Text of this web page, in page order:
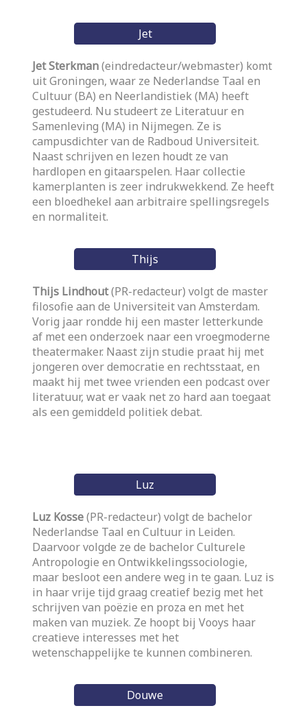
Jet
Jet Sterkman(eindredacteur/webmaster) komt
uit Groningen, waar ze Nederlandse Taal en
Cultuur (BA) en Neerlandistiek (MA) heeft
gestudeerd. Nu studeert ze Literatuur en
Samenleving (MA) in Nijmegen. Ze is
campusdichter van de Radboud Universiteit.
Naast schrijven en lezen houdt ze van
hardlopen en gitaarspelen. Haar collectie
kamerplanten is zeer indrukwekkend. Ze heeft
een bloedhekel aan arbitraire spellingsregels
en normaliteit.
Thijs
Thijs Lindhout(PR-redacteur) volgt de master
filosofie aan de Universiteit van Amsterdam.
Vorig jaar rondde hij een master letterkunde
af met een onderzoek naar een vroegmoderne
theatermaker. Naast zijn studie praat hij met
jongeren over democratie en rechtsstaat, en
maakt hij met twee vrienden een podcast over
literatuur, wat er vaak net zo hard aan toegaat
als een gemiddeld politiek debat.
Luz
Luz Kosse(PR-redacteur) volgt de bachelor
Nederlandse Taal en Cultuur in Leiden.
Daarvoor volgde ze de bachelor Culturele
Antropologie en Ontwikkelingssociologie,
maar besloot een andere weg in te gaan. Luz is
in haar vrije tijd graag creatief bezig met het
schrijven van poëzie en proza en met het
maken van muziek. Ze hoopt bij Vooys haar
creatieve interesses met het
wetenschappelijke te kunnen combineren.
Douwe